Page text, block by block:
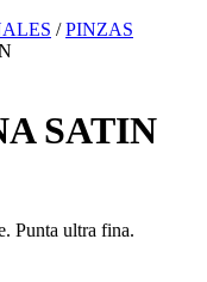
/PINZAS
SATIN
Punta ultra fina.